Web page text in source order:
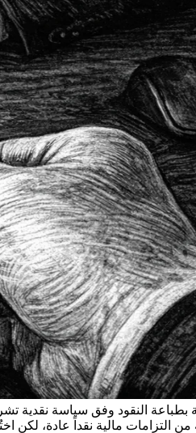
النقود وفق سياسة نقدية
التزامات مالية نقداً عادة، لكن